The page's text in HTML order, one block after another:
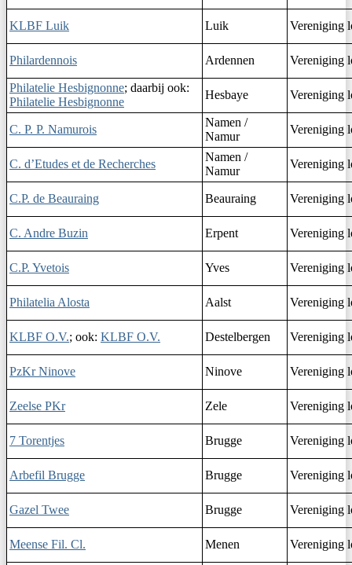
KLBF Luik Luik Vereniging
Philardennois Ardennen Vereniging
Philatelie Hesbignonne; daarbij ook:
Philatelie Hesbignonne
Hesbaye Vereniging
C. P. P. Namurois
Namen /
Namur
Vereniging
C. d’Etudes et de Recherches
Namen /
Namur
Vereniging
C.P. de Beauraing Beauraing Vereniging
C. Andre Buzin Erpent Vereniging
C.P. Yvetois Yves Vereniging
Philatelia Alosta Aalst Vereniging
KLBF O.V.; ook: KLBF O.V. Destelbergen Vereniging
PzKr Ninove Ninove Vereniging
Zeelse PKr Zele Vereniging
7 Torentjes Brugge Vereniging
Arbefil Brugge Brugge Vereniging
Gazel Twee Brugge Vereniging
Meense Fil. Cl. Menen Vereniging